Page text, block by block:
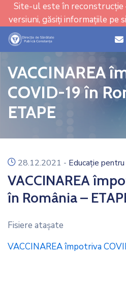
Site-ul este în reconstrucție
versiuni, găsiți informațiile pe
VACCINAREA
COVID-19 în
ETAPE
icon
28.12.2021 - Educație
VACCINAREA
în România –
Fisiere ataşate
VACCINAREA împotriva